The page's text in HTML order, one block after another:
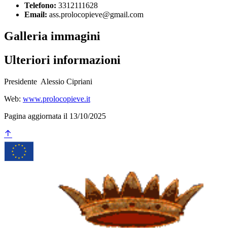
Telefono: 3312111628
Email: ass.prolocopieve@gmail.com
Galleria immagini
Ulteriori informazioni
Presidente Alessio Cipriani
Web: www.prolocopieve.it
Pagina aggiornata il 13/10/2025